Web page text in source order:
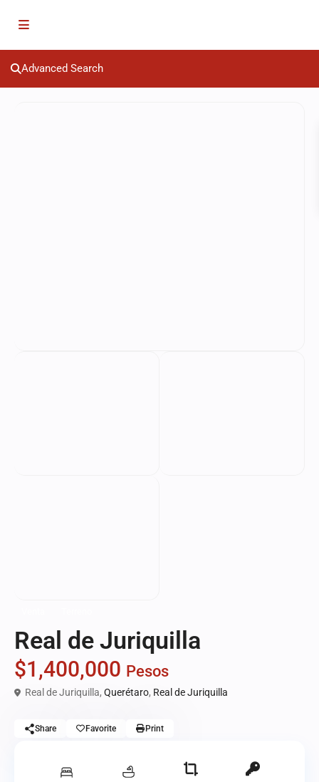
Advanced Search
Real de Juriquilla
$1,400,000 Pesos
Real de Juriquilla, Querétaro, Real de Juriquilla
Share Favorite Print